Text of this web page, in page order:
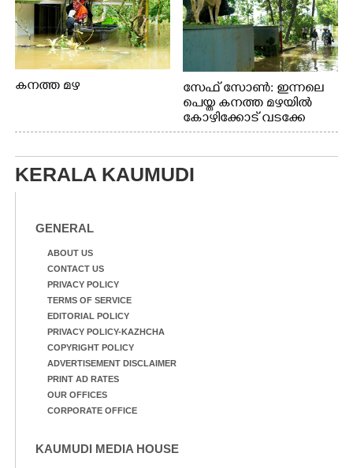
കനത്ത മഴ
സേഫ് സോൺ: ഇന്നലെ
പെയ്ത കനത്ത മഴയിൽ
കോഴിക്കോട് വടക്കേ
വയലിൽ വെള്ളം
വീട്ടുസാധനങ്ങളുമായി
വെള്ളത്തിലൂടെ
KERALA KAUMUDI
GENERAL
ABOUT US
CONTACT US
PRIVACY POLICY
TERMS OF SERVICE
EDITORIAL POLICY
PRIVACY POLICY-KAZHCHA
COPYRIGHT POLICY
ADVERTISEMENT DISCLAIMER
PRINT AD RATES
OUR OFFICES
CORPORATE OFFICE
KAUMUDI MEDIA HOUSE